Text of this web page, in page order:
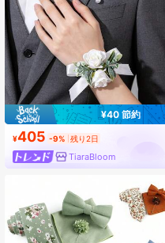
¥40 節約
¥405 -9% 残り2日
TiaraBloom